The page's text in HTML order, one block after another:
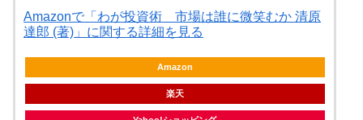
Amazonで「わが投資術 市場は誰に微笑むか 清原
達郎 (著)」に関する詳細を見る
Amazon
楽天